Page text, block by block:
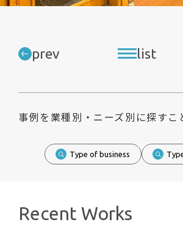
prev list
事例を業種別・ニーズ別に探すこ
Type of business
Recent Works